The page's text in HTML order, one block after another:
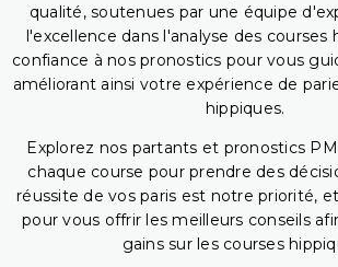
qualité, soutenues par une équipe
l'excellence dans l'analyse des courses
confiance à nos pronostics pour vous
améliorant ainsi votre expérience de
hippiques.
Explorez nos partants et pronostics
chaque course pour prendre des
réussite de vos paris est notre priorité,
pour vous offrir les meilleurs conseils
gains sur les courses